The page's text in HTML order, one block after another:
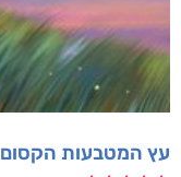
עץ המטבעות הקסום